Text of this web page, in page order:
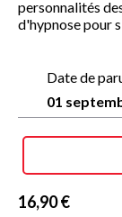
personnalités
d'hypnose pour
Date de
01
16,90 €